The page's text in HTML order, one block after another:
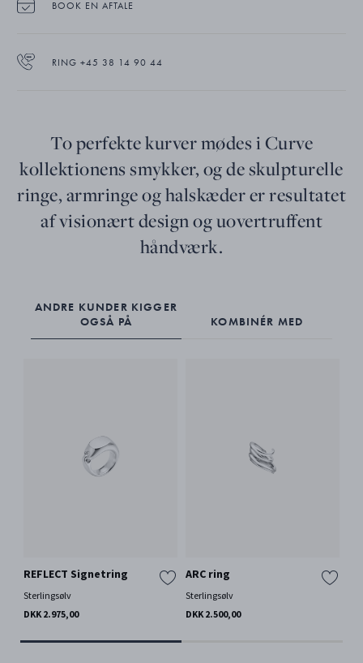
BOOK EN AFTALE
RING +45 38 14 90 44
To perfekte kurver mødes i Curve
kollektionens smykker, og de skulpturelle
ringe, armringe og halskæder er resultatet
af visionært design og uovertruffent
håndværk.
ANDRE KUNDER KIGGER
OGSÅ PÅ
KOMBINÉR MED
REFLECT Signetring
Sterlingsølv
DKK 2.975,00
ARC ring
Sterlingsølv
DKK 2.500,00